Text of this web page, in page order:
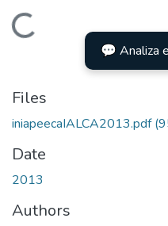
Loading... 💬 Analiza
Files
iniapeecaIALCA2013.pdf
Date
2013
Authors